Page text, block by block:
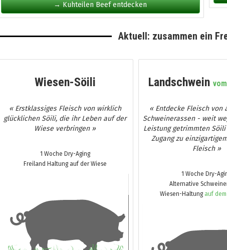
→ Kuhteilen Beef entdecken
Aktuell: zusammen ein
Wiesen-Söili
« Erstklassiges Fleisch von wirklich
glücklichen Söili, die ihr Leben auf der
Wiese verbringen »
1 Woche Dry-Aging
Freiland Haltung auf der Wiese
Landschwein
« Entdecke Fleisch von
Schweinerassen - weit
Leistung getrimmten
Zugang zu
Fleisch »
1 Woche Dry-
Alternative
Wiesen-Haltung auf